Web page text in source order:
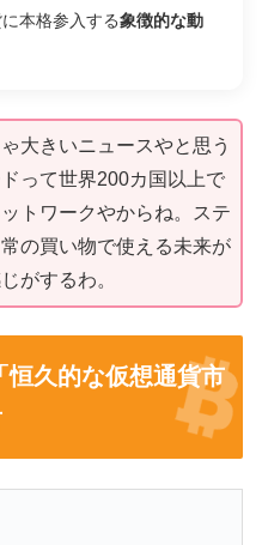
本格参入する象徴的な動
大きいニュースやと思う
って世界200カ国以上で
トワークやからね。ステ
の買い物で使える未来が
がするわ。
久的な仮想通貨市